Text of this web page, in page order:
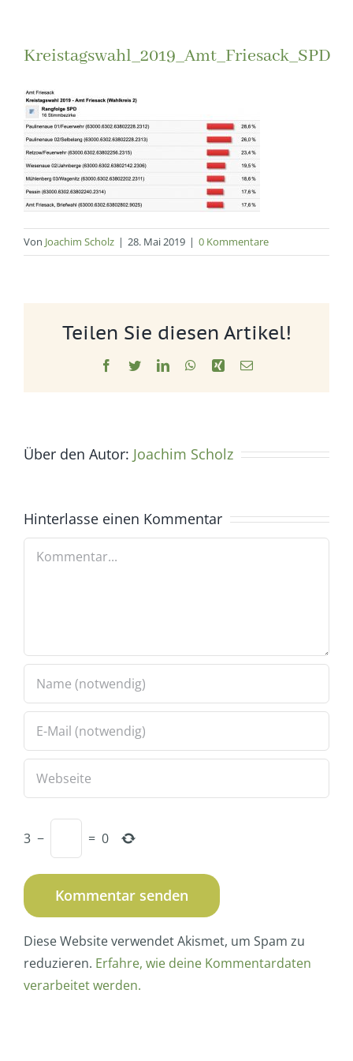
Kreistagswahl_2019_Amt_Friesack_SPD
Von Joachim Scholz | 28. Mai 2019 | 0 Kommentare
Teilen Sie diesen Artikel!
Facebook
TwitterLinkedInWhatsApp
Xing E-
Über den Autor: Joachim Scholz
Hinterlasse einen Kommentar
Kommentar
3 − = 0
Diese Website verwendet Akismet, um Spam zu
reduzieren. Erfahre, wie deine Kommentardaten
verarbeitet werden.